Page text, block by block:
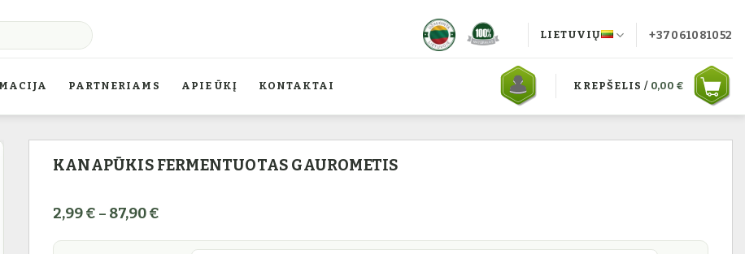
LIETUVIŲ +37061081052
PARTNERIAMS APIE ŪKĮ KONTAKTAI KREPŠELIS / 0,00 €
KANAPŪKIS FERMENTUOTAS GAUROMETIS
2,99€ – 87,90€